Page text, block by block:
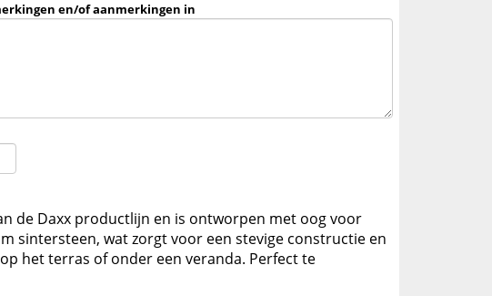
en/of aanmerkingen in
de Daxx productlijn en is ontworpen met oog voor
sintersteen, wat zorgt voor een stevige constructie en
het terras of onder een veranda. Perfect te